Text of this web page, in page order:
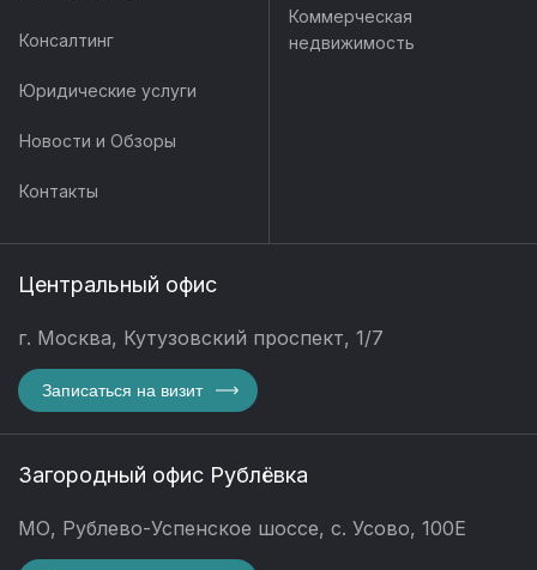
Консалтинг
Юридические услуги
Новости и Обзоры
Контакты
Коммерческая
недвижимость
Центральный офис
г. Москва, Кутузовский проспект, 1/7
Записаться на визит
Загородный офис Рублёвка
МО, Рублево-Успенское шоссе, с. Усово, 100Е